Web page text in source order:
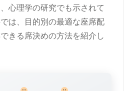
心理学の研究でも示されて
は、目的別の最適な座席配
きる席決めの方法を紹介し